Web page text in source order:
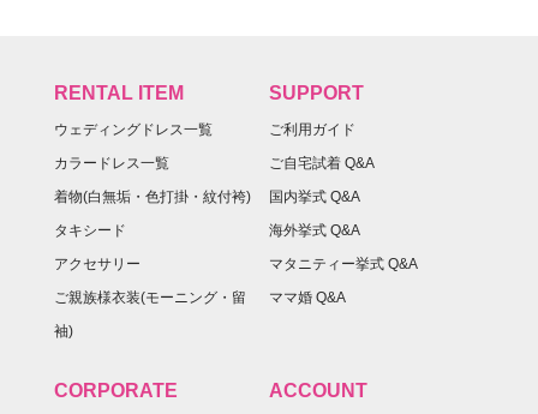
RENTAL ITEM
ウェディングドレス一覧
カラードレス一覧
着物(白無垢・色打掛・紋付袴)
タキシード
アクセサリー
ご親族様衣装(モーニング・留
袖)
SUPPORT
ご利用ガイド
ご自宅試着 Q&A
国内挙式 Q&A
海外挙式 Q&A
マタニティー挙式 Q&A
ママ婚 Q&A
CORPORATE ACCOUNT